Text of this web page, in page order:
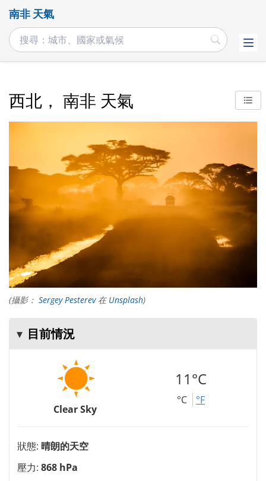
南非 天氣
西北， 南非 天氣
(攝影： Sergey Pesterev在Unsplash)
目前情況
Clear Sky
11°C
°C °F
狀態: 晴朗的天空
壓力: 868 hPa